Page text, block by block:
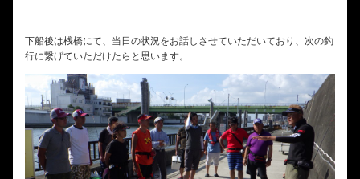
下船後は桟橋にて、当日の状況をお話しさせていただいており、次の釣
行に繋げていただけたらと思います。